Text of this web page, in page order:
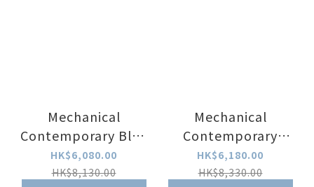
Mechanical
Contemporary Blue
Dial Leather Strap
HK$6,080.00
HK$8,130.00
Mechanical
Contemporary
White Dial Metal
Strap
HK$6,180.00
HK$8,330.00